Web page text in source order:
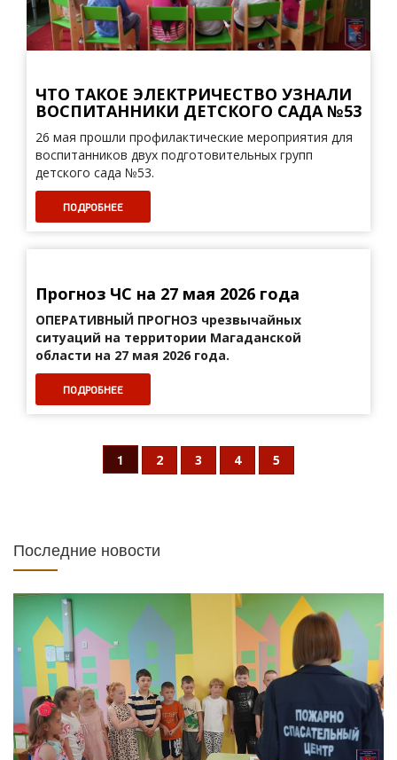
ЧТО ТАКОЕ ЭЛЕКТРИЧЕСТВО УЗНАЛИ
ВОСПИТАННИКИ ДЕТСКОГО САДА №53
26 мая прошли профилактические мероприятия для
воспитанников двух подготовительных групп
детского сада №53.
ПОДРОБНЕЕ
Прогноз ЧС на 27 мая 2026 года
ОПЕРАТИВНЫЙ ПРОГНОЗ чрезвычайных
ситуаций на территории Магаданской
области на 27 мая 2026 года.
ПОДРОБНЕЕ
1 2 3 4 5
Последние новости